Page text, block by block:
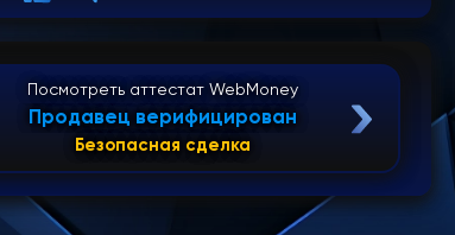
Посмотреть аттестат WebMoney
Продавец верифицирован
Безопасная сделка